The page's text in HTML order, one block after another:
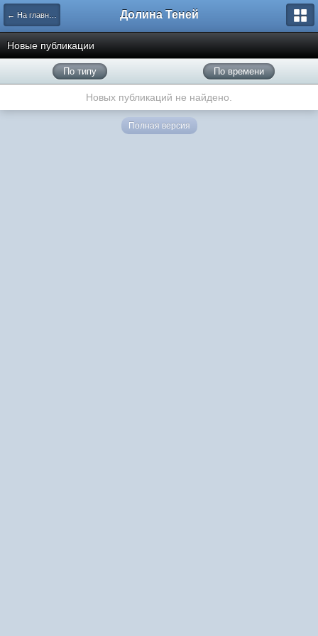
← На главную Долина Теней
Новые публикации
По типу По времени
Новых публикаций не найдено.
Полная версия